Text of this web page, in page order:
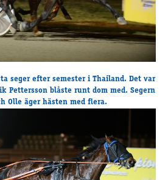
seger efter semester i Thailand. Det var
Pettersson blåste runt dom med. Segern
Olle äger hästen med flera.